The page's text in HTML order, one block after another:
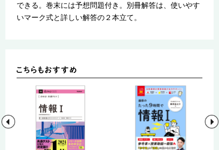
できる。巻末には予想問題付き。別冊解答は、使いやす
いマーク式と詳しい解答の２本立て。